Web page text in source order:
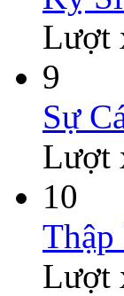
Lượt
9
Sự
Lượt
10
Lượt